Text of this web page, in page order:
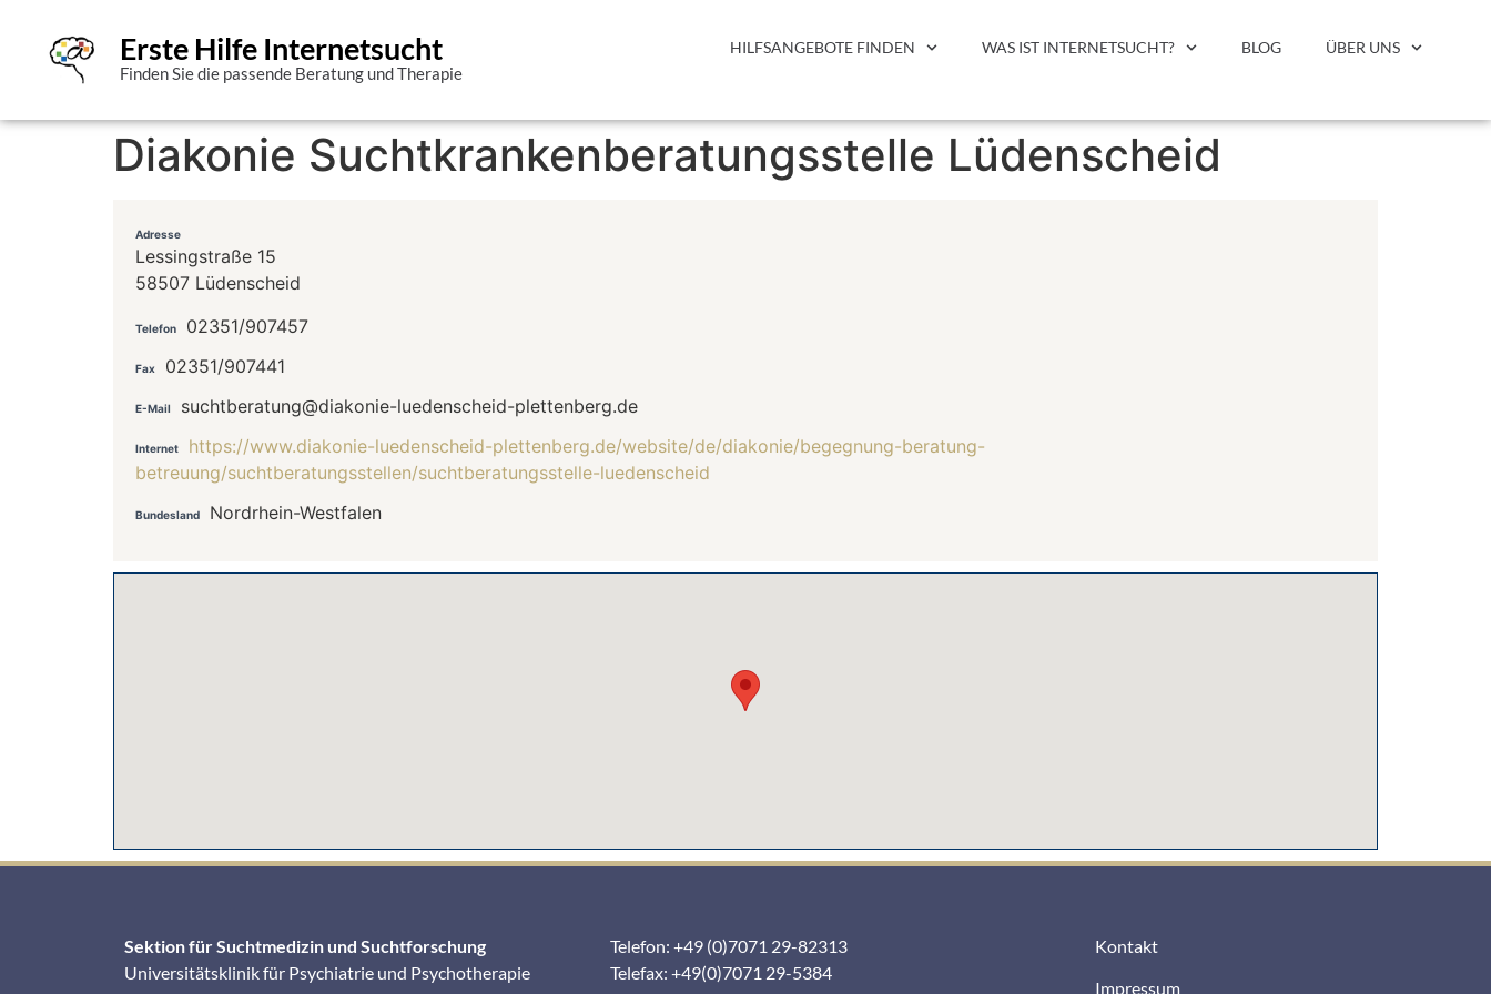
Erste Hilfe Internetsucht
Finden Sie die passende Beratung und Therapie
HILFSANGEBOTE FINDEN WAS IST INTERNETSUCHT? BLOG ÜBER UNS
Diakonie Suchtkrankenberatungsstelle Lüdenscheid
Adresse
Lessingstraße 15
58507 Lüdenscheid
Telefon 02351/907457
Fax 02351/907441
E-Mail suchtberatung@diakonie-luedenscheid-plettenberg.de
Internet
https://www.diakonie-luedenscheid-plettenberg.de/website/de/diakonie/begegnung-beratung-
betreuung/suchtberatungsstellen/suchtberatungsstelle-luedenscheid
Bundesland Nordrhein-Westfalen
Sektion für Suchtmedizin und Suchtforschung
Universitätsklinik für Psychiatrie und Psychotherapie
Telefon: +49 (0)7071 29-82313
Telefax: +49(0)7071 29-5384
Kontakt
Impressum